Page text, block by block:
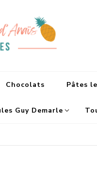
Chocolats Pâtes
Guy Demarle